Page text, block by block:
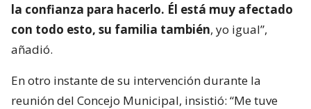
la confianza para hacerlo. Él está muy afectado
con todo esto, su familia también, yo igual”,
añadió.
En otro instante de su intervención durante la
reunión del Concejo Municipal, insistió: “Me tuve